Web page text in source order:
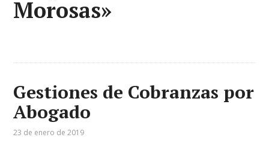
Morosas»
Gestiones de Cobranzas por
Abogado
23 de enero de 2019